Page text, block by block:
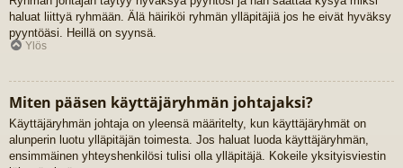
haluat liittyä ryhmään. Älä häiriköi ryhmän ylläpitäjiä jos he eivät hyväksy
pyyntöäsi. Heillä on syynsä.
Ylös
Miten pääsen käyttäjäryhmän johtajaksi?
Käyttäjäryhmän johtaja on yleensä määritelty, kun käyttäjäryhmät on
alunperin luotu ylläpitäjän toimesta. Jos haluat luoda käyttäjäryhmän,
ensimmäinen yhteyshenkilösi tulisi olla ylläpitäjä. Kokeile yksityisviestin